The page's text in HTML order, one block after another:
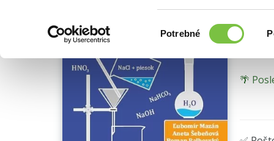
súhlasu
Potrebné
🌴